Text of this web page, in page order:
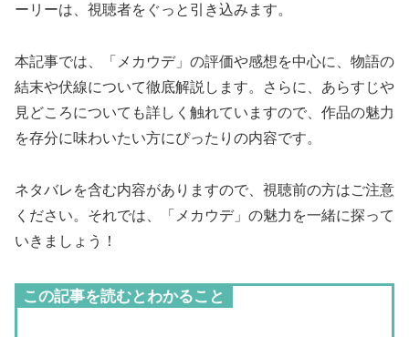
ーリーは、視聴者をぐっと引き込みます。
本記事では、「メカウデ」の評価や感想を中心に、物語の
結末や伏線について徹底解説します。さらに、あらすじや
見どころについても詳しく触れていますので、作品の魅力
を存分に味わいたい方にぴったりの内容です。
ネタバレを含む内容がありますので、視聴前の方はご注意
ください。それでは、「メカウデ」の魅力を一緒に探って
いきましょう！
この記事を読むとわかること